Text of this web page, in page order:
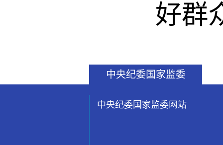
好群
中央纪委国家监委
中央纪委国家监委网站